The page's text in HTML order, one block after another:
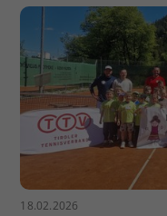
18.02.2026